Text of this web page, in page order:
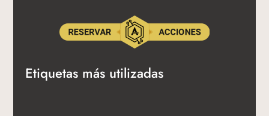
Etiquetas más utilizadas